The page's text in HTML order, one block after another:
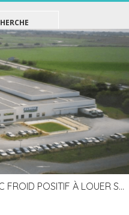
recherche.
PLATEFORME LOGISTIQUE AVEC FROID POSITIF À LOUER SECTEUR NIORT (79)